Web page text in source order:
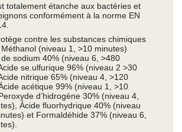
totalement étanche aux bactéries et
conformément à la norme EN
contre les substances chimiques
(niveau 1, >10 minutes)
sodium 40% (niveau 6, >480
se.ulfurique 96% (niveau 2 >30
nitrique 65% (niveau 4, >120
acétique 99% (niveau 1, >10
d’hidrogène 30% (niveau 4,
Ácide fluorhydrique 40% (niveau
et Formaldéhide 37% (niveau 6,